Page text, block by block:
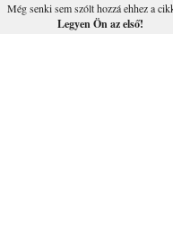
Még senki sem szólt hozzá ehhez a
Legyen Ön az első!